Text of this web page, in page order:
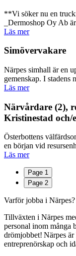
**Vi söker nu en
_Dermoshop Oy Ab
Läs mer
Simövervakare
Närpes simhall är en
gemenskap. I
Läs mer
Närvårdare (2),
Kristinestad och/
Österbottens
en början vid
Läs mer
Page 1
Page 2
Varför jobba i Närpes?
Tillväxten i Närpes
personal inom många
drömjobbet! Närpes
entreprenörskap och